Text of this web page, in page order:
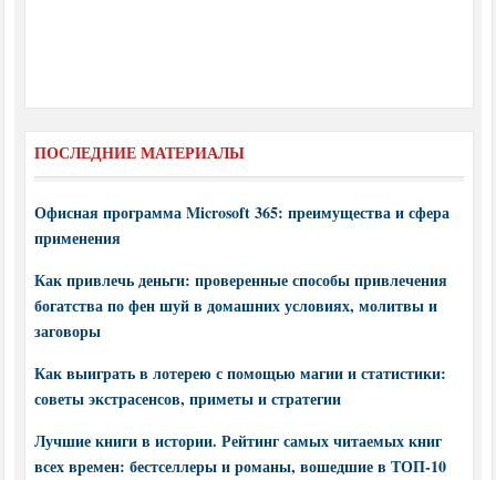
ПОСЛЕДНИЕ МАТЕРИАЛЫ
Офисная программа Microsoft 365: преимущества и сфера
применения
Как привлечь деньги: проверенные способы привлечения
богатства по фен шуй в домашних условиях, молитвы и
заговоры
Как выиграть в лотерею с помощью магии и статистики:
советы экстрасенсов, приметы и стратегии
Лучшие книги в истории. Рейтинг самых читаемых книг
всех времен: бестселлеры и романы, вошедшие в ТОП-10